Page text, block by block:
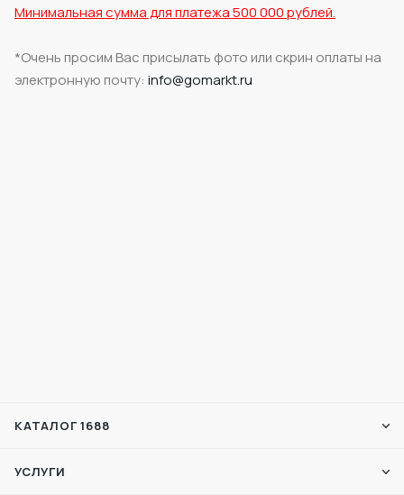
Минимальная сумма для платежа 500 000 рублей.
*Очень просим Вас присылать фото или скрин оплаты на
электронную почту: info@gomarkt.ru
КАТАЛОГ 1688
УСЛУГИ